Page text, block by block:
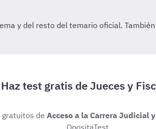
Haz test gratis de Jueces y
de Acceso a la Carrera Judicial
OpositaTest.